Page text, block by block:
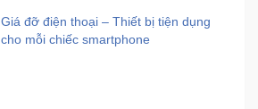
Giá đỡ điện thoại – Thiết bị tiện dụng
cho mỗi chiếc smartphone